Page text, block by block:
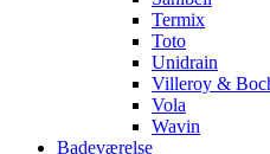
Termix
Toto
Unidrain
Villeroy &
Vola
Wavin
Badeværelse